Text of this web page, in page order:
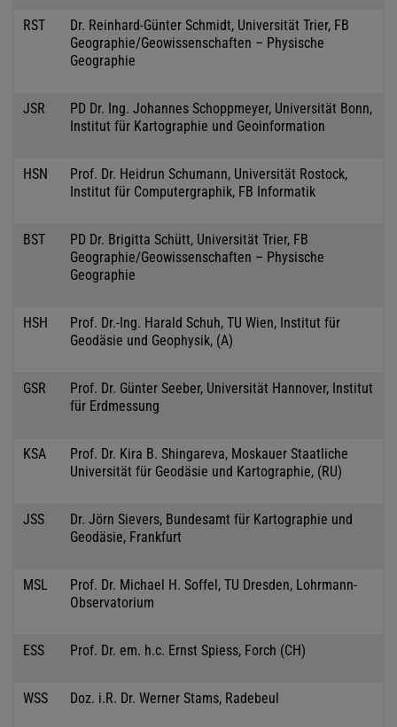
RST
Dr. Reinhard-Günter Schmidt, Universität Trier, FB
Geographie/Geowissenschaften – Physische
Geographie
JSR
PD Dr. Ing. Johannes Schoppmeyer, Universität Bonn,
Institut für Kartographie und Geoinformation
HSN
Prof. Dr. Heidrun Schumann, Universität Rostock,
Institut für Computergraphik, FB Informatik
BST
PD Dr. Brigitta Schütt, Universität Trier, FB
Geographie/Geowissenschaften – Physische
Geographie
HSH
Prof. Dr.-Ing. Harald Schuh, TU Wien, Institut für
Geodäsie und Geophysik, (A)
GSR
Prof. Dr. Günter Seeber, Universität Hannover, Institut
für Erdmessung
KSA
Prof. Dr. Kira B. Shingareva, Moskauer Staatliche
Universität für Geodäsie und Kartographie, (RU)
JSS
Dr. Jörn Sievers, Bundesamt für Kartographie und
Geodäsie, Frankfurt
MSL
Prof. Dr. Michael H. Soffel, TU Dresden, Lohrmann-
Observatorium
ESS Prof. Dr. em. h.c. Ernst Spiess, Forch (CH)
WSS Doz. i.R. Dr. Werner Stams, Radebeul